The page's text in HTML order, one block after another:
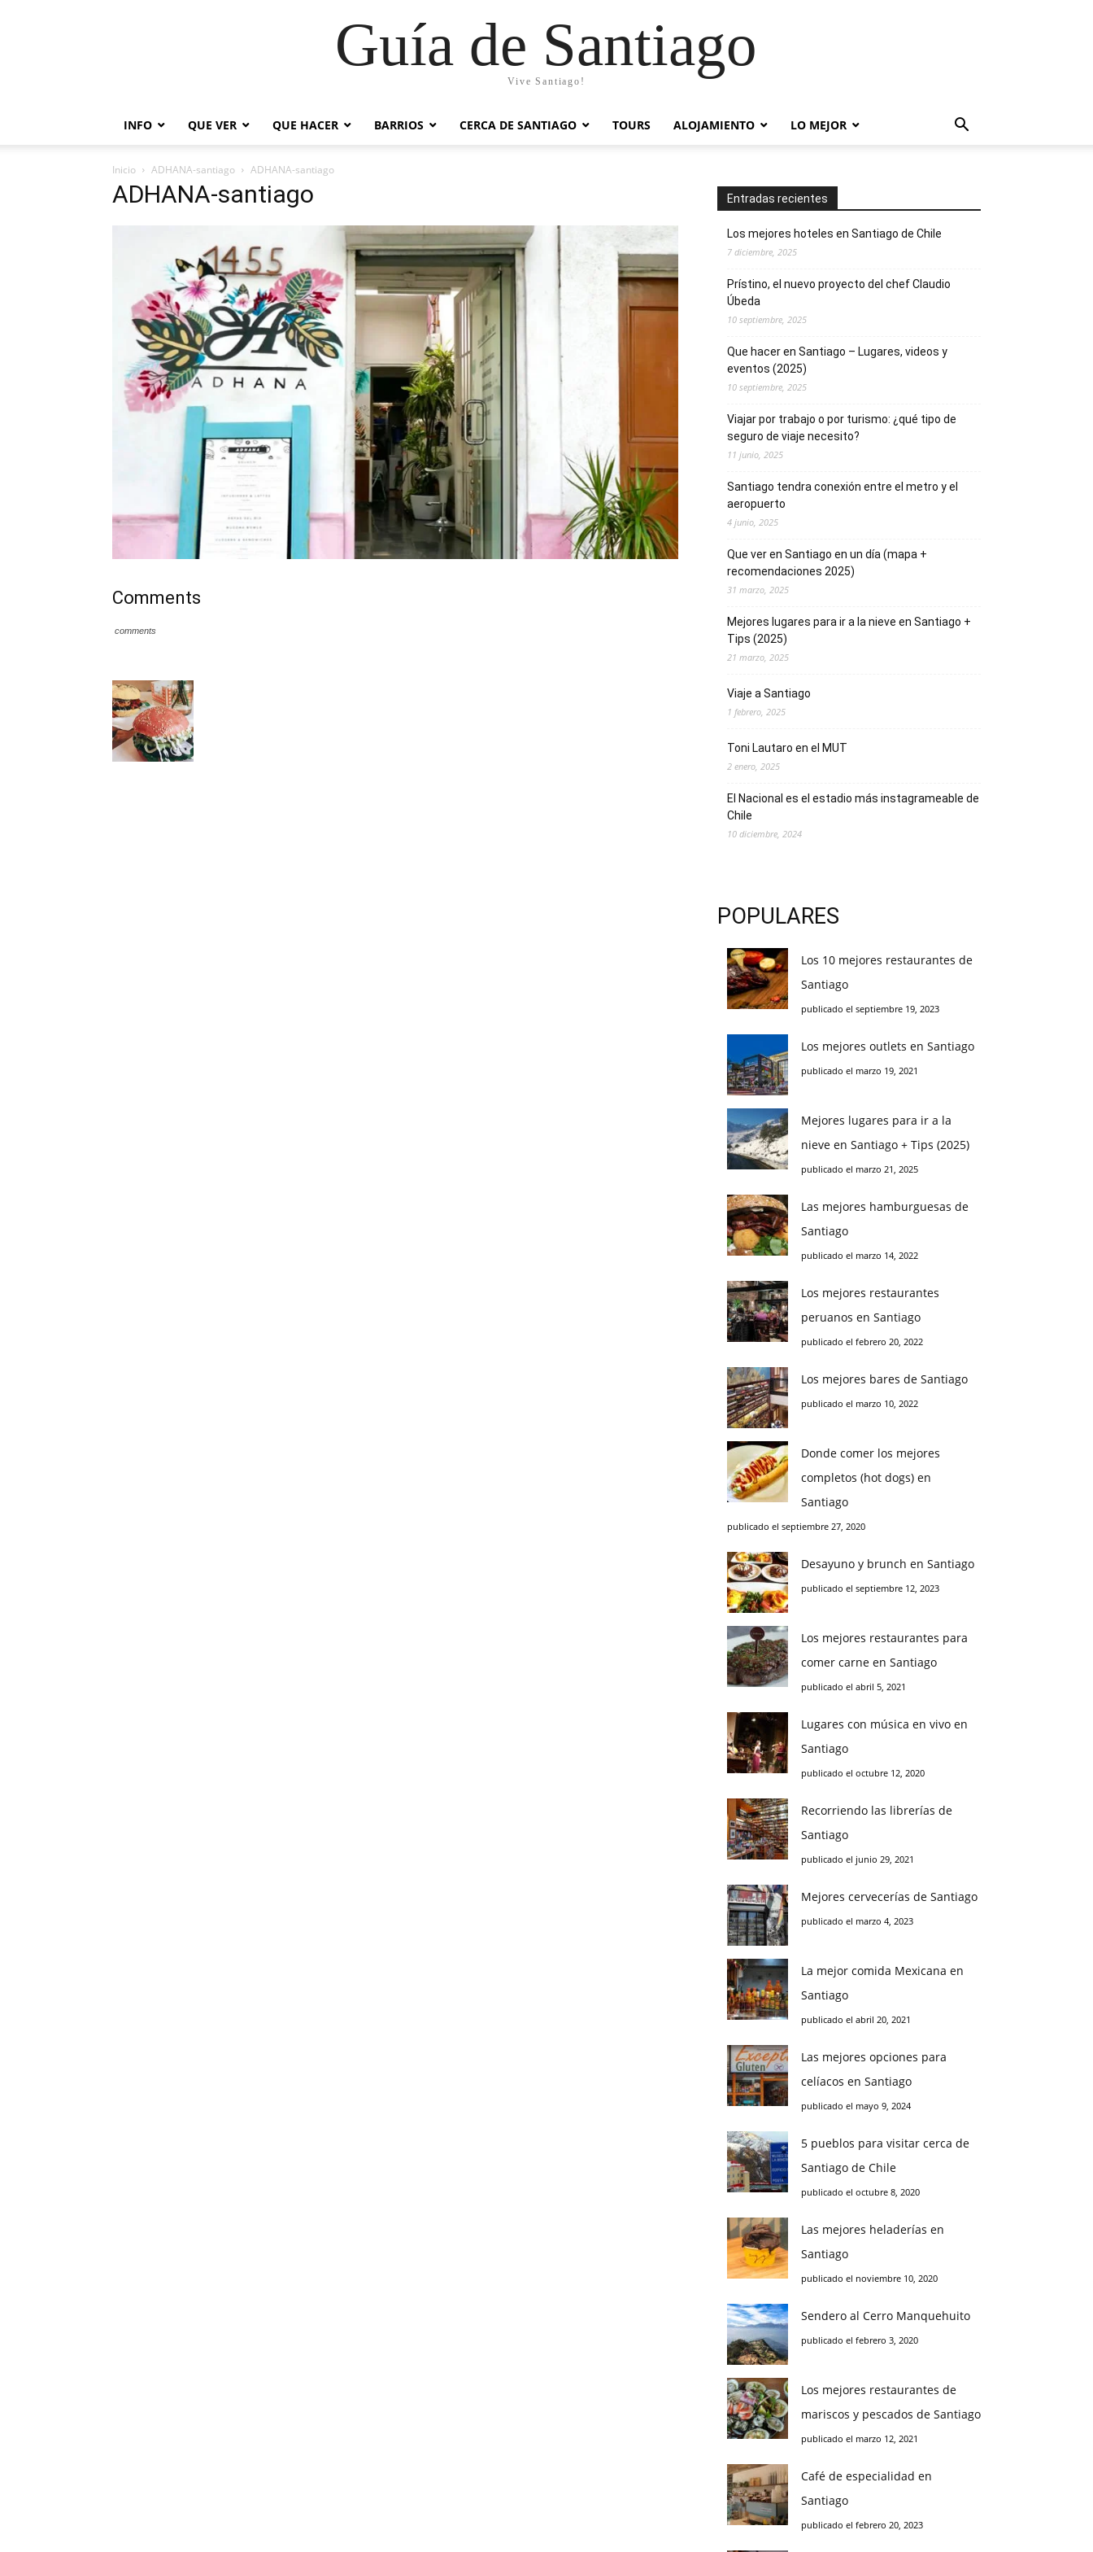
Guía de Santiago
Vive Santiago!
INFO QUE VER QUE HACER BARRIOS CERCA DE SANTIAGO TOURS ALOJAMIENTO LO MEJOR
Inicio ADHANA-santiago ADHANA-santiago
ADHANA-santiago
Comments
comments
Entradas recientes
Los mejores hoteles en Santiago de Chile
7 diciembre, 2025
Prístino, el nuevo proyecto del chef Claudio
Úbeda
10 septiembre, 2025
Que hacer en Santiago – Lugares, videos y
eventos (2025)
10 septiembre, 2025
Viajar por trabajo o por turismo: ¿qué tipo de
seguro de viaje necesito?
11 junio, 2025
Santiago tendra conexión entre el metro y el
aeropuerto
4 junio, 2025
Que ver en Santiago en un día (mapa +
recomendaciones 2025)
31 marzo, 2025
Mejores lugares para ir a la nieve en Santiago +
Tips (2025)
21 marzo, 2025
Viaje a Santiago
1 febrero, 2025
Toni Lautaro en el MUT
2 enero, 2025
El Nacional es el estadio más instagrameable de
Chile
10 diciembre, 2024
POPULARES
Los 10 mejores restaurantes de
Santiago
publicado el septiembre 19, 2023
Los mejores outlets en Santiago
publicado el marzo 19, 2021
Mejores lugares para ir a la
nieve en Santiago + Tips (2025)
publicado el marzo 21, 2025
Las mejores hamburguesas de
Santiago
publicado el marzo 14, 2022
Los mejores restaurantes
peruanos en Santiago
publicado el febrero 20, 2022
Los mejores bares de Santiago
publicado el marzo 10, 2022
Donde comer los mejores
completos (hot dogs) en
Santiago
publicado el septiembre 27, 2020
Desayuno y brunch en Santiago
publicado el septiembre 12, 2023
Los mejores restaurantes para
comer carne en Santiago
publicado el abril 5, 2021
Lugares con música en vivo en
Santiago
publicado el octubre 12, 2020
Recorriendo las librerías de
Santiago
publicado el junio 29, 2021
Mejores cervecerías de Santiago
publicado el marzo 4, 2023
La mejor comida Mexicana en
Santiago
publicado el abril 20, 2021
Las mejores opciones para
celíacos en Santiago
publicado el mayo 9, 2024
5 pueblos para visitar cerca de
Santiago de Chile
publicado el octubre 8, 2020
Las mejores heladerías en
Santiago
publicado el noviembre 10, 2020
Sendero al Cerro Manquehuito
publicado el febrero 3, 2020
Los mejores restaurantes de
mariscos y pescados de Santiago
publicado el marzo 12, 2021
Café de especialidad en
Santiago
publicado el febrero 20, 2023